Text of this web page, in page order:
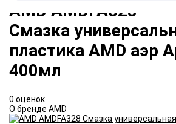
AMDAMDFA328
Смазка
пластика AMD аэр
400мл
0 оценок
О бренде AMD